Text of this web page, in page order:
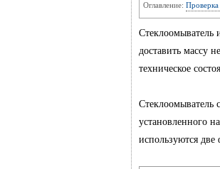
Оглавление: Проверка
Стеклоомыватель
доставить массу
техническое
Стеклоомыватель
установленного
используются две